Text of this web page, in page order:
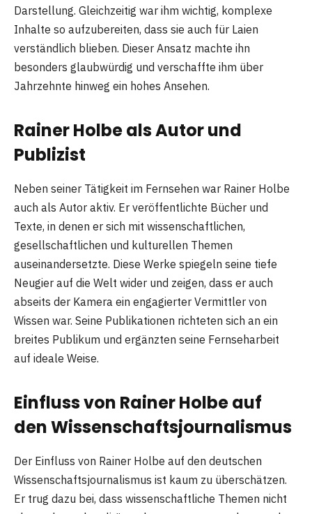
Darstellung. Gleichzeitig war ihm wichtig, komplexe
Inhalte so aufzubereiten, dass sie auch für Laien
verständlich blieben. Dieser Ansatz machte ihn
besonders glaubwürdig und verschaffte ihm über
Jahrzehnte hinweg ein hohes Ansehen.
Rainer Holbe als Autor und
Publizist
Neben seiner Tätigkeit im Fernsehen war Rainer Holbe
auch als Autor aktiv. Er veröffentlichte Bücher und
Texte, in denen er sich mit wissenschaftlichen,
gesellschaftlichen und kulturellen Themen
auseinandersetzte. Diese Werke spiegeln seine tiefe
Neugier auf die Welt wider und zeigen, dass er auch
abseits der Kamera ein engagierter Vermittler von
Wissen war. Seine Publikationen richteten sich an ein
breites Publikum und ergänzten seine Fernseharbeit
auf ideale Weise.
Einfluss von Rainer Holbe auf
den Wissenschaftsjournalismus
Der Einfluss von Rainer Holbe auf den deutschen
Wissenschaftsjournalismus ist kaum zu überschätzen.
Er trug dazu bei, dass wissenschaftliche Themen nicht